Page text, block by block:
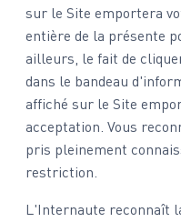
sur le Site emportera
entière de la présente
ailleurs, le fait de
dans le bandeau
affiché sur le Site
acceptation. Vous
pris pleinement
restriction.
L'Internaute reconnaît